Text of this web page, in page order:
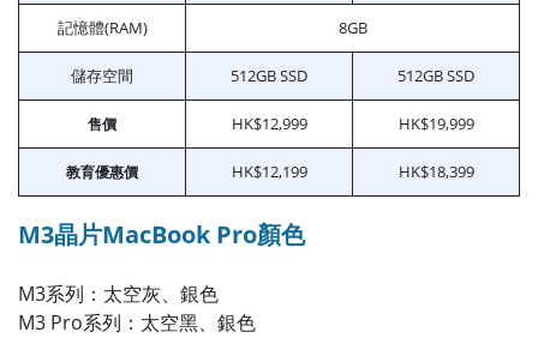
記憶體(RAM) 8GB
儲存空間 512GB SSD 512GB SSD
售價 HK$12,999 HK$19,999
教育優惠價 HK$12,199 HK$18,399
M3晶片MacBook Pro顏色
M3系列：太空灰、銀色
M3 Pro系列：太空黑、銀色